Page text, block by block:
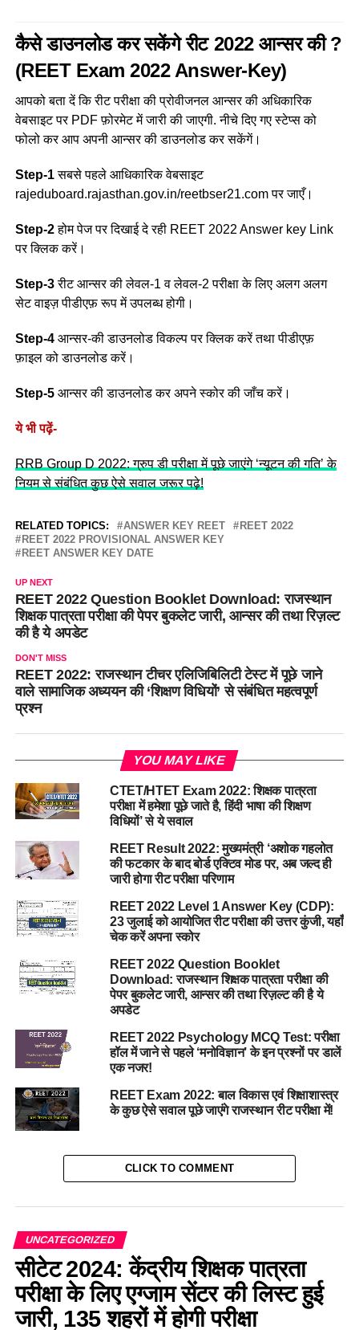
कैसे डाउनलोड कर सकेंगे रीट 2022 आन्सर की ?
(REET Exam 2022 Answer-Key)
आपको बता दें कि रीट परीक्षा की प्रोवीजनल आन्सर की अधिकारिक
वेबसाइट पर PDF फ़ोरमेट में जारी की जाएगी. नीचे दिए गए स्टेप्स को
फोलो कर आप अपनी आन्सर की डाउनलोड कर सकेंगें।
Step-1सबसे पहले आधिकारिक वेबसाइट
rajeduboard.rajasthan.gov.in/reetbser21.com पर जाएँ।
Step-2होम पेज पर दिखाई दे रही REET 2022 Answer key Link
पर क्लिक करें।
Step-3रीट आन्सर की लेवल-1 व लेवल-2 परीक्षा के लिए अलग अलग
सेट वाइज़ पीडीएफ़ रूप में उपलब्ध होगी।
Step-4 आन्सर-की डाउनलोड विकल्प पर क्लिक करें तथा पीडीएफ़
फ़ाइल को डाउनलोड करें।
Step-5 आन्सर की डाउनलोड कर अपने स्कोर की जाँच करें।
ये भी पढ़ें-
RRB Group D 2022: ग्रुप डी परीक्षा में पूछे जाएंगे ‘न्यूटन की गति’ के
नियम से संबंधित कुछ ऐसे सवाल जरूर पढ़े!
RELATED TOPICS: ANSWER KEY REET
REET 2022
REET 2022 PROVISIONAL ANSWER KEY
REET ANSWER KEY DATE
UP NEXT
REET 2022 Question Booklet Download: राजस्थान
शिक्षक पात्रता परीक्षा की पेपर बुकलेट जारी, आन्सर की तथा रिज़ल्ट
की है ये अपडेट
DON'T MISS
REET 2022: राजस्थान टीचर एलिजिबिलिटी टेस्ट में पूछे जाने
वाले सामाजिक अध्ययन की ‘शिक्षण विधियों’ से संबंधित महत्वपूर्ण
प्रश्न
YOU MAY LIKE
CTET/HTET Exam 2022: शिक्षक पात्रता
परीक्षा में हमेशा पूछे जाते है, हिंदी भाषा की शिक्षण
विधियों’ से ये सवाल
REET Result 2022: मुख्यमंत्री ‘अशोक गहलोत
की फटकार के बाद बोर्ड एक्टिव मोड पर, अब जल्द ही
जारी होगा रीट परीक्षा परिणाम
REET 2022 Level 1 Answer Key (CDP):
23 जुलाई को आयोजित रीट परीक्षा की उत्तर कुंजी, यहाँ
चेक करें अपना स्कोर
REET 2022 Question Booklet
Download: राजस्थान शिक्षक पात्रता परीक्षा की
पेपर बुकलेट जारी, आन्सर की तथा रिज़ल्ट की है ये
अपडेट
REET 2022 Psychology MCQ Test: परीक्षा
हॉल में जाने से पहले ‘मनोविज्ञान’ के इन प्रश्नों पर डालें
एक नजर!
REET Exam 2022: बाल विकास एवं शिक्षाशास्त्र
के कुछ ऐसे सवाल पूछे जाएंगे राजस्थान रीट परीक्षा में!
CLICK TO COMMENT
UNCATEGORIZED
सीटेट 2024: केंद्रीय शिक्षक पात्रता
परीक्षा के लिए एग्जाम सेंटर की लिस्ट हुई
जारी, 135 शहरों में होगी परीक्षा